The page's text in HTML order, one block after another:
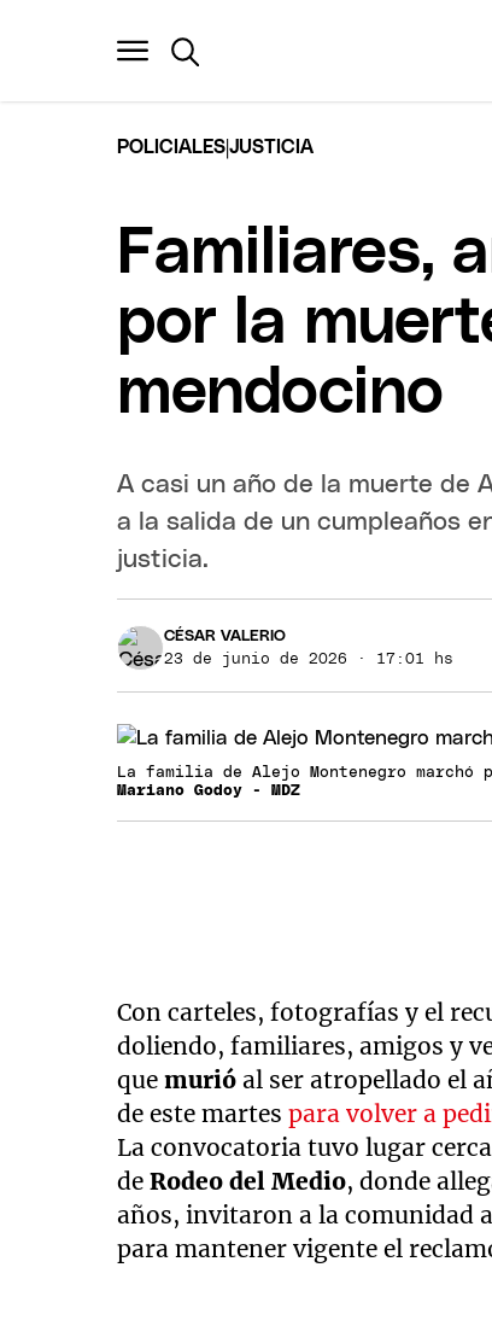
POLICIALES|JUSTICIA
Familiares,
por la
mendocino
A casi un año de la muerte de
a la salida de un cumpleaños
justicia.
CÉSAR VALERIO
23 de junio de 2026 · 17:01 hs
La familia de Alejo Montenegro
Mariano Godoy - MDZ
Con carteles, fotografías y el
doliendo, familiares, amigos y
quemurióal ser atropellado el
de este martespara volver a
La convocatoria tuvo lugar
de Rodeo del Medio, donde
años, invitaron a la comunidad
para mantener vigente el